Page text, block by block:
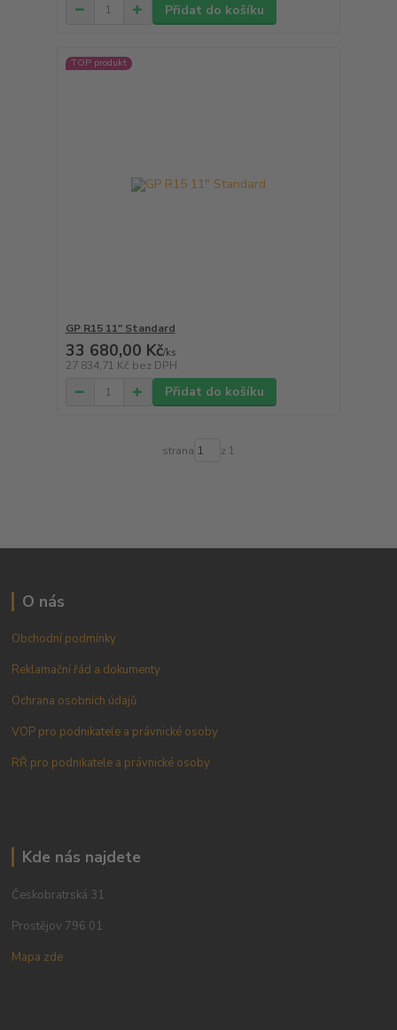
Přidat do košíku
TOP produkt
GP R15 11" Standard
33 680,00 Kč/ks
27 834,71 Kč bez DPH
Přidat do košíku
strana z 1
O nás
Obchodní podmínky
Reklamační řád a dokumenty
Ochrana osobních údajů
VOP pro podnikatele a právnické osoby
RŘ pro podnikatele a právnické osoby
Kde nás najdete
Českobratrská 31
Prostějov 796 01
Mapa zde